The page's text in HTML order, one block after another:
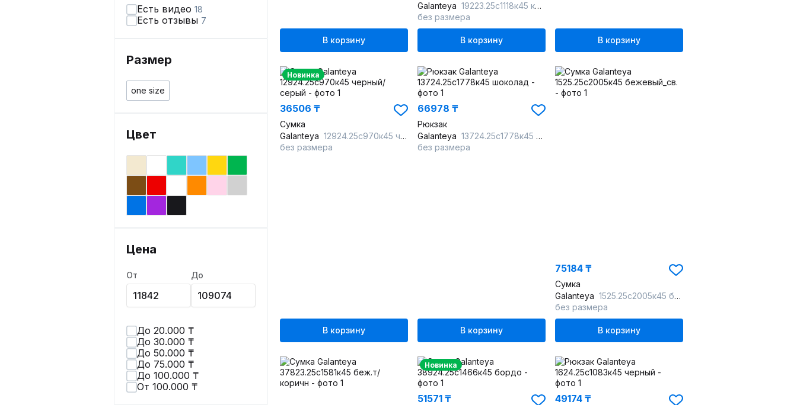
Есть видео 18
Есть отзывы 7
Размер
one size
Цвет
Цена
От До
До 20.000 ₸
До 30.000 ₸
До 50.000 ₸
До 75.000 ₸
До 100.000 ₸
От 100.000 ₸
В корзину
Galanteya 19223.25с1118к45 красный
без размера
В корзину В корзину
Новинка
36506 ₸
Сумка
Galanteya 12924.25с970к45 черный/серый
без размера
В корзину
66978 ₸
Рюкзак
Galanteya 13724.25с1778к45 шоколад
без размера
В корзину
75184 ₸
Сумка
Galanteya 1525.25с2005к45 бежевый_св.
без размера
В корзину
Новинка
51571 ₸ 49174 ₸